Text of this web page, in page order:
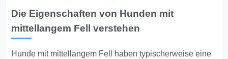
Die Eigenschaften von Hunden mit
mittellangem Fell verstehen
Hunde mit mittellangem Fell haben typischerweise eine